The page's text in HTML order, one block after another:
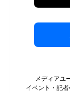
メディアユ
イベント・記